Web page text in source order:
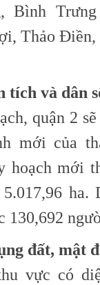
Bình
Thảo Điền,
tích và dân
quận 2
mới của
hoạch mới
ha.
130,692
đất, mật
vực có